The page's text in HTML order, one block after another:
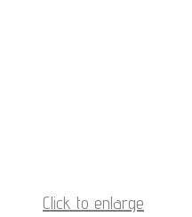
Click to enlarge